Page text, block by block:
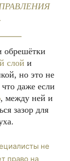
обрешётки
слой и
но это не
даже если
, между ней и
зазор для